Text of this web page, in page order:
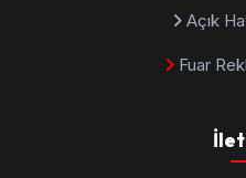
Açık
Fuar